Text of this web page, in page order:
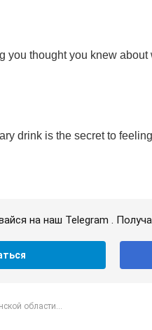
на наш Telegram .
области...